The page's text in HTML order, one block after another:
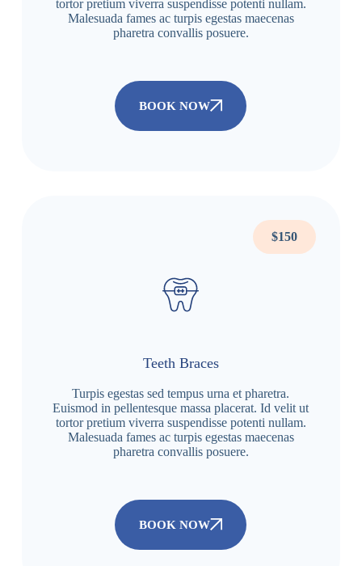
tortor pretium viverra suspendisse potenti nullam.
Malesuada fames ac turpis egestas maecenas
pharetra convallis posuere.
BOOK NOW
$150
Teeth Braces
Turpis egestas sed tempus urna et pharetra.
Euismod in pellentesque massa placerat. Id velit ut
tortor pretium viverra suspendisse potenti nullam.
Malesuada fames ac turpis egestas maecenas
pharetra convallis posuere.
BOOK NOW